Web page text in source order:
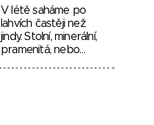
V létě saháme po
lahvích častěji než
jindy. Stolní, minerální,
pramenitá, nebo…